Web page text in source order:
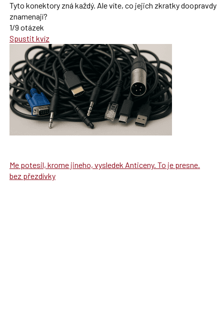
Tyto konektory zná každý. Ale víte, co jejich zkratky doopravdy
znamenají?
1/9 otázek
Spustit kvíz
Me potesil, krome jineho, vysledek Anticeny. To je presne.
bez přezdívky